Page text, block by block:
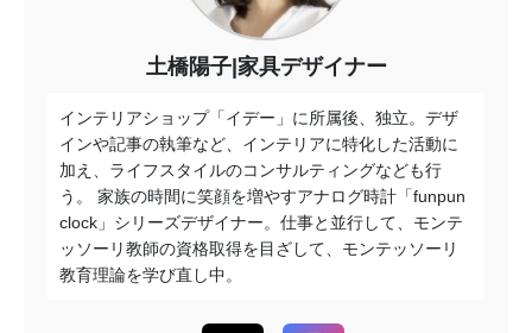
土橋陽子|家具デザイナー
インテリアショップ「イデー」に所属後、独立。デザ
インや記事の執筆など、インテリアに特化した活動に
加え、ライフスタイルのコンサルティングなども行
う。 家族の時間に笑顔を増やすアナログ時計「funpun
clock」シリーズデザイナー。仕事と並行して、モンテ
ッソーリ教師の資格取得を目ざして、モンテッソーリ
教育理論を学び直し中。